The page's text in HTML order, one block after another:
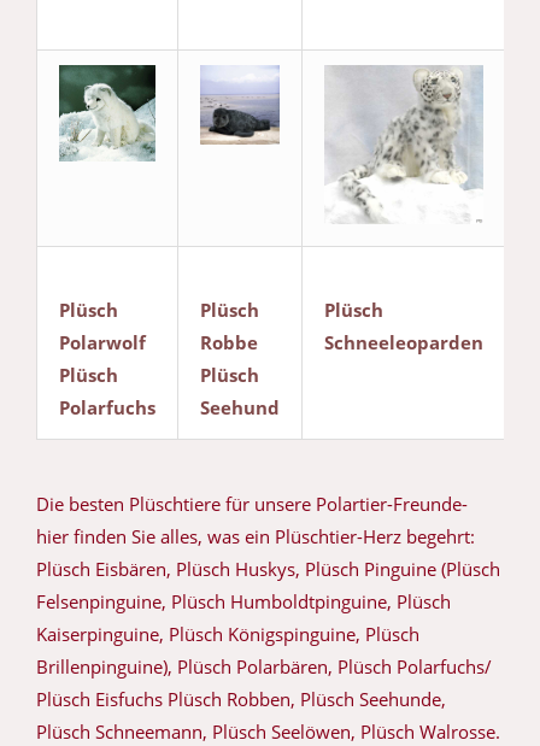
Plüsch
Polarwolf
Plüsch
Polarfuchs
Plüsch
Robbe
Plüsch
Seehund
Plüsch
Schneeleoparden
Die besten Plüschtiere für unsere Polartier-Freunde-
hier finden Sie alles, was ein Plüschtier-Herz begehrt:
Plüsch Eisbären, Plüsch Huskys, Plüsch Pinguine (Plüsch
Felsenpinguine, Plüsch Humboldtpinguine, Plüsch
Kaiserpinguine, Plüsch Königspinguine, Plüsch
Brillenpinguine), Plüsch Polarbären, Plüsch Polarfuchs/
Plüsch Eisfuchs Plüsch Robben, Plüsch Seehunde,
Plüsch Schneemann, Plüsch Seelöwen, Plüsch Walrosse.